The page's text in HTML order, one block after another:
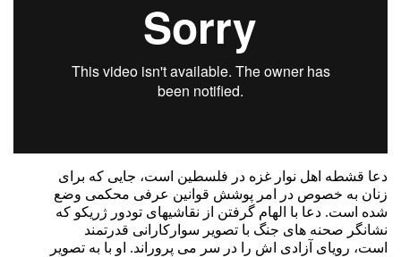
دعا قشطه اهل نوار غزه در فلسطین است، جایی که برای
زنان به خصوص در امر پوشش قوانین عرفی محکمی وضع
شده است. دعا با الهام گرفتن از نقاشیهای تودور ژریکو که
نشانگر صحنه های جنگ با تصویر سوارکارانی قدرتمند
است، رویای آزادی اش را در سر می پروراند. او با به تصویر